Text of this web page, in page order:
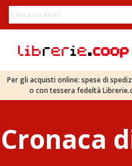
Per gli acquisti online: spese di
o con tessera fedeltà
Cronaca